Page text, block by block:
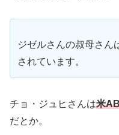
ジゼルさんの叔母さん
されています。
チョ・ジュヒさんは米
だとか。